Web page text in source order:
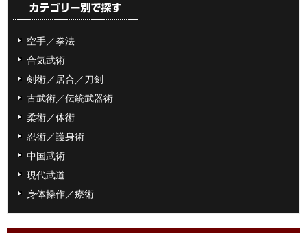
空手／拳法
合気武術
剣術／居合／刀剣
古武術／伝統武器術
柔術／体術
忍術／護身術
中国武術
現代武道
身体操作／療術